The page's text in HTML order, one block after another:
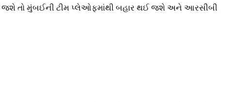
જશે તો મુંબઈની ટીમ પ્લેઓફમાંથી બહાર થઈ જશે અને આરસીબી